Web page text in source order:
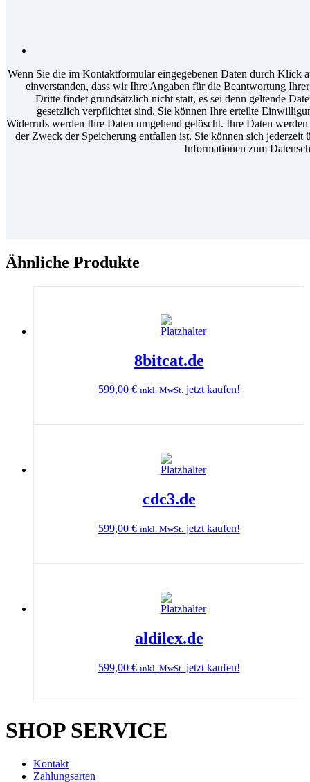
Wenn Sie die im Kontaktformular eingegebenen Daten durch Klick
einverstanden, dass wir Ihre Angaben für die Beantwortung
Dritte findet grundsätzlich nicht statt, es sei denn geltende
gesetzlich verpflichtet sind. Sie können Ihre erteilte
Widerrufs werden Ihre Daten umgehend gelöscht. Ihre Daten
der Zweck der Speicherung entfallen ist. Sie können sich
Informationen zum
Ähnliche Produkte
8bitcat.de
599,00 € inkl. MwSt. jetzt kaufen!
cdc3.de
599,00 € inkl. MwSt. jetzt kaufen!
aldilex.de
599,00 € inkl. MwSt. jetzt kaufen!
SHOP SERVICE
Kontakt
Zahlungsarten